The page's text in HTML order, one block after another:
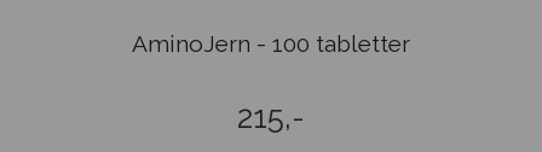
AminoJern - 100 tabletter
215,-